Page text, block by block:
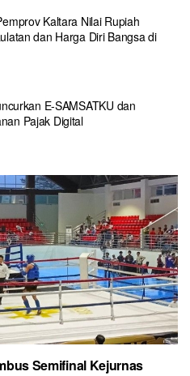
Kaltara Nilai Rupiah
dan Harga Diri Bangsa di
E-SAMSATKU dan
Pajak Digital
Semifinal Kejurnas